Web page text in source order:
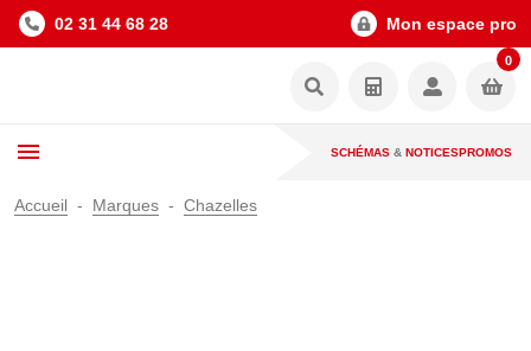
02 31 44 68 28 Mon espace pro
0
SCHÉMAS & NOTICESPROMOS
Accueil Marques Chazelles